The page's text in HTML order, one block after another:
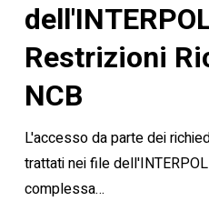
nei
File
vs.
Restrizioni
Richieste
Restrizioni
NCB
L'accesso da parte dei
trattati nei file
complessa…